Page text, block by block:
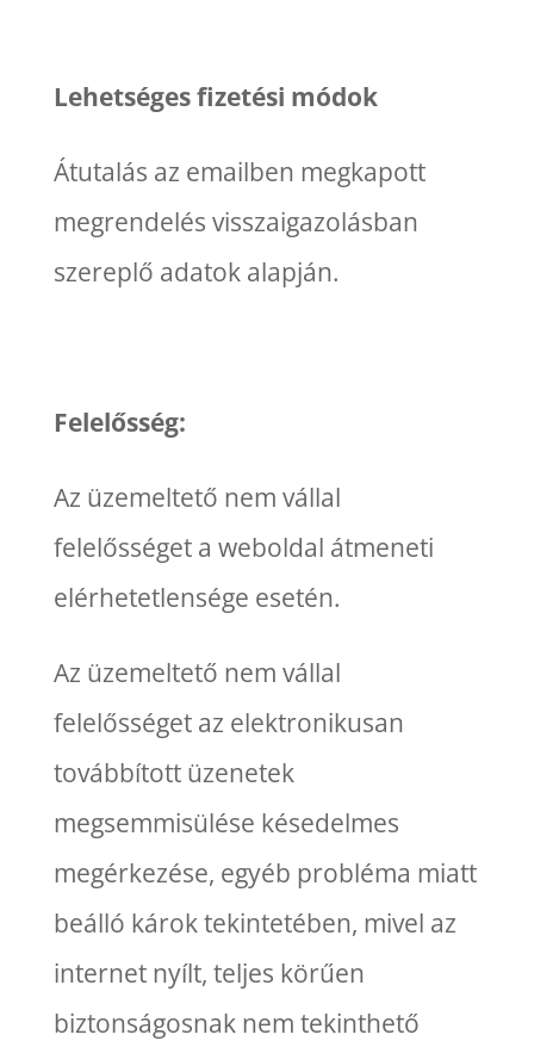
Lehetséges fizetési módok
Átutalás az emailben megkapott
megrendelés visszaigazolásban
szereplő adatok alapján.
Felelősség:
Az üzemeltető nem vállal
felelősséget a weboldal átmeneti
elérhetetlensége esetén.
Az üzemeltető nem vállal
felelősséget az elektronikusan
továbbított üzenetek
megsemmisülése késedelmes
megérkezése, egyéb probléma miatt
beálló károk tekintetében, mivel az
internet nyílt, teljes körűen
biztonságosnak nem tekinthető